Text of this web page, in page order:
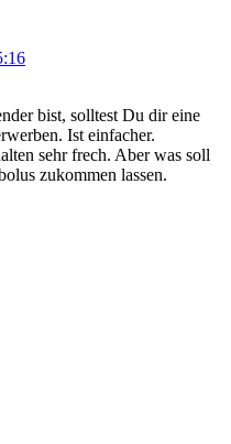
bist, solltest Du dir eine
Ist einfacher.
sehr frech. Aber was soll
zukommen lassen.